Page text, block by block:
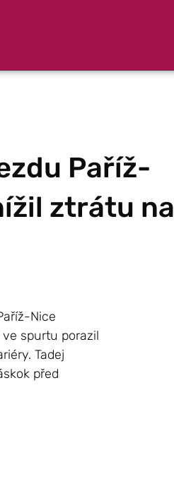
Paříž-
ztrátu na
Nice
spurtu porazil
Tadej
před